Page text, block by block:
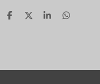
D
D
S
D